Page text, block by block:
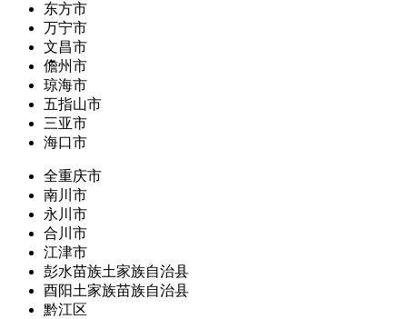
东方市
万宁市
文昌市
儋州市
琼海市
五指山市
三亚市
海口市
全重庆市
南川市
永川市
合川市
江津市
彭水苗族土家族自治县
酉阳土家族苗族自治县
黔江区